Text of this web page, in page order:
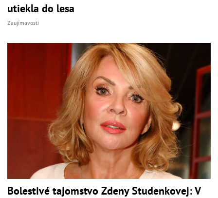
utiekla do lesa
Zaujímavosti
Bolestivé tajomstvo Zdeny Studenkovej: V